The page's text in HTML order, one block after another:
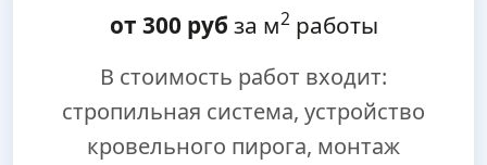
от 300руб за м2работы
В стоимость работ входит:
стропильная система, устройство
кровельного пирога, монтаж